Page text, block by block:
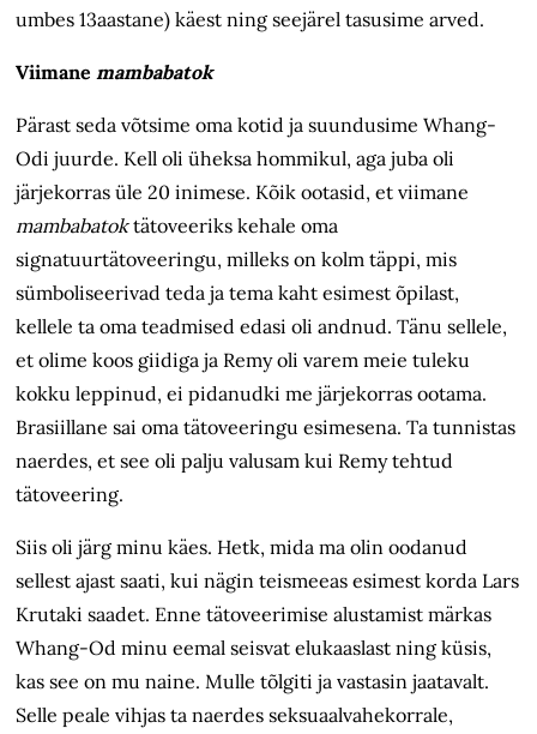
umbes 13aastane) käest ning seejärel tasusime arved.
Viimane mambabatok
Pärast seda võtsime oma kotid ja suundusime Whang-
Odi juurde. Kell oli üheksa hommikul, aga juba oli
järjekorras üle 20 inimese. Kõik ootasid, et viimane
mambabatoktätoveeriks kehale oma
signatuurtätoveeringu, milleks on kolm täppi, mis
sümboliseerivad teda ja tema kaht esimest õpilast,
kellele ta oma teadmised edasi oli andnud. Tänu sellele,
et olime koos giidiga ja Remy oli varem meie tuleku
kokku leppinud, ei pidanudki me järjekorras ootama.
Brasiillane sai oma tätoveeringu esimesena. Ta tunnistas
naerdes, et see oli palju valusam kui Remy tehtud
tätoveering.
Siis oli järg minu käes. Hetk, mida ma olin oodanud
sellest ajast saati, kui nägin teismeeas esimest korda Lars
Krutaki saadet. Enne tätoveerimise alustamist märkas
Whang-Od minu eemal seisvat elukaaslast ning küsis,
kas see on mu naine. Mulle tõlgiti ja vastasin jaatavalt.
Selle peale vihjas ta naerdes seksuaalvahekorrale,